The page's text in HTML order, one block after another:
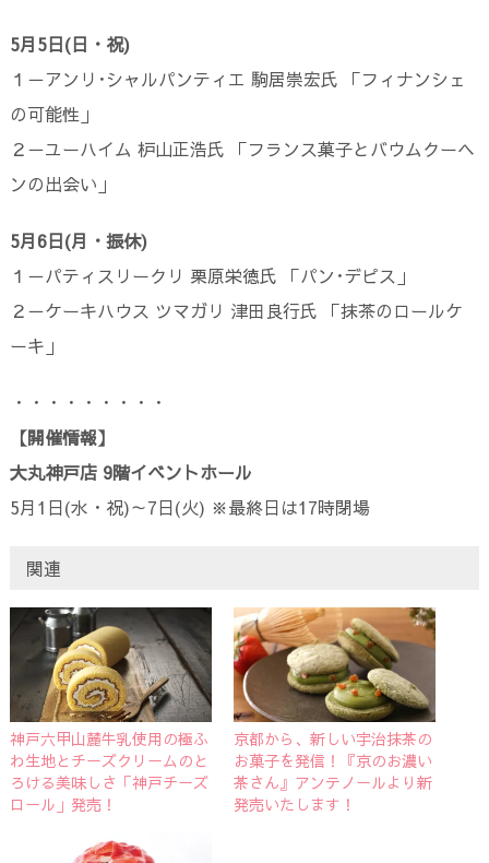
5月5日(日・祝)
１－アンリ･シャルパンティエ 駒居崇宏氏 「フィナンシェ
の可能性」
２－ユーハイム 枦山正浩氏 「フランス菓子とバウムクーヘ
ンの出会い」
5月6日(月・振休)
１－パティスリークリ 栗原栄徳氏 「パン･デピス」
２－ケーキハウス ツマガリ 津田良行氏 「抹茶のロールケ
ーキ」
・・・・・・・・・
【開催情報】
大丸神戸店 9階イベントホール
5月1日(水・祝)～7日(火) ※最終日は17時閉場
関連
神戸六甲山麓牛乳使用の極ふ
わ生地とチーズクリームのと
ろける美味しさ「神戸チーズ
ロール」発売！
京都から、新しい宇治抹茶の
お菓子を発信！『京のお濃い
茶さん』アンテノールより新
発売いたします！